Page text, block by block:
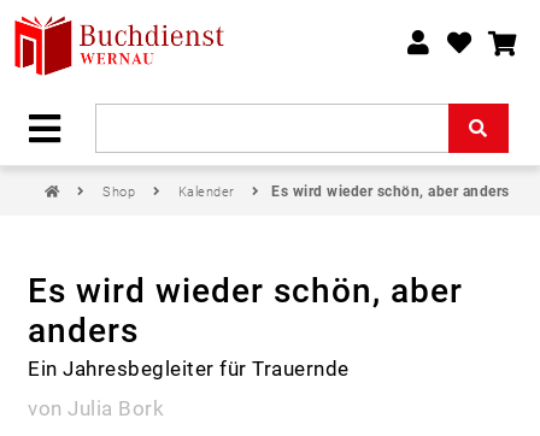
Shop Kalender Es wird wieder schön, aber anders
Es wird wieder schön, aber
anders
Ein Jahresbegleiter für Trauernde
von Julia Bork